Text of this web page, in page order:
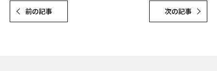
前の記事 次の記事